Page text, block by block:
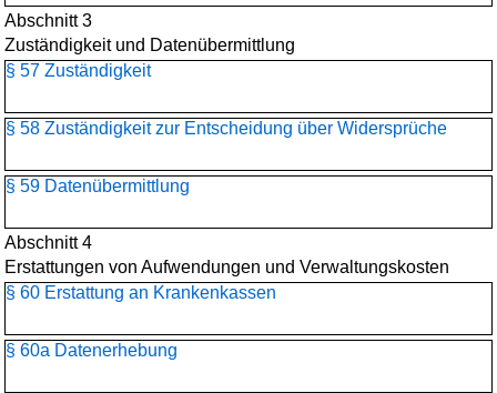
Abschnitt 3
Zuständigkeit und Datenübermittlung
§ 57 Zuständigkeit
§ 58 Zuständigkeit zur Entscheidung über Widersprüche
§ 59 Datenübermittlung
Abschnitt 4
Erstattungen von Aufwendungen und Verwaltungskosten
§ 60 Erstattung an Krankenkassen
§ 60a Datenerhebung